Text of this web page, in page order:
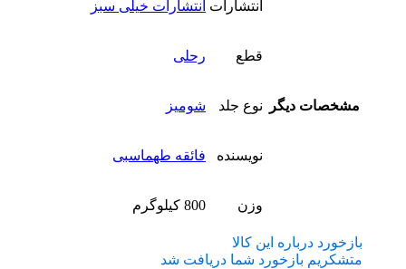
مشخصات دیگر
انتشارات انتشارات خیلی سبز
قطع رحلی
نوع جلد شومیز
نویسنده فائقه طهماسبی
وزن 800 کیلوگرم
بازخورد درباره این کالا
متشکریم بازخورد شما دریافت شد